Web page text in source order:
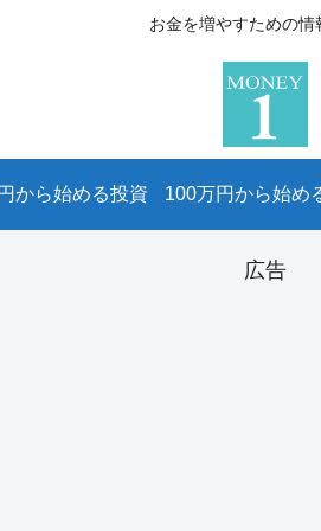
お金を増やすための情
から始める投資 100万円から始め
広告